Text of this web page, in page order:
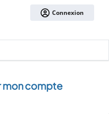
Connexion
mon compte